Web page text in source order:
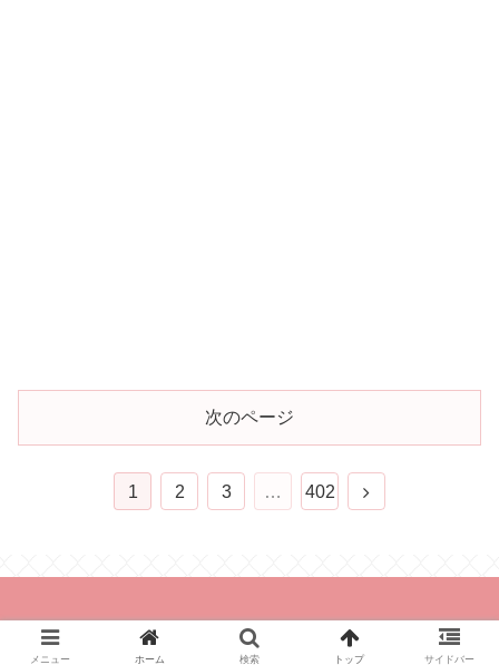
次のページ
1 2 3 … 402
© 2021 とれんどあんど.
メニュー ホーム 検索 トップ サイドバー